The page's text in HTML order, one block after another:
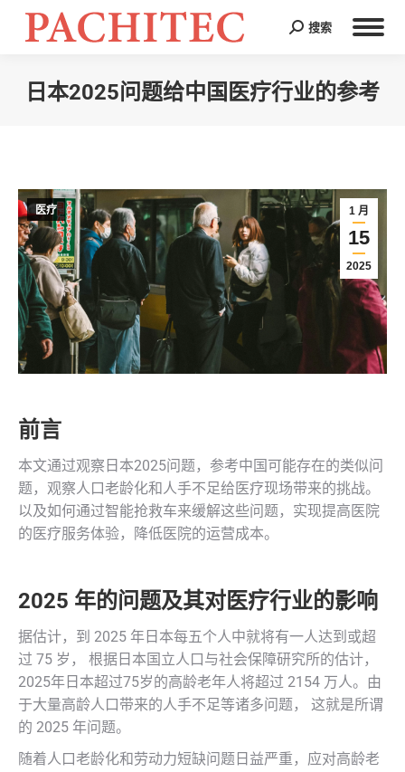
Search:
搜索
日本2025问题给中国医疗行业的参考
1 月
15
2025
医疗
前言
本文通过观察日本2025问题，参考中国可能存在的类似问
题，观察人口老龄化和人手不足给医疗现场带来的挑战。
以及如何通过智能抢救车来缓解这些问题，实现提高医院
的医疗服务体验，降低医院的运营成本。
2025 年的问题及其对医疗行业的影响
据估计，到 2025 年日本每五个人中就将有一人达到或超
过 75 岁， 根据日本国立人口与社会保障研究所的估计，
2025年日本超过75岁的高龄老年人将超过 2154 万人。由
于大量高龄人口带来的人手不足等诸多问题， 这就是所谓
的 2025 年问题。
随着人口老龄化和劳动力短缺问题日益严重，应对高龄老